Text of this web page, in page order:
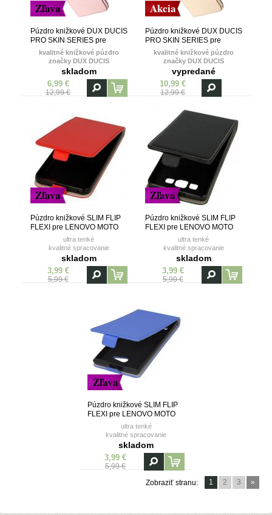
Zľava
Púzdro knižkové DUX DUCIS
PRO SKIN SERIES pre
LENOVO MOTO G5s - ružové
kvalitné knižkové púzdro
značky DUX DUCIS
skladom
6,99 €
12,99 €
Akcia
Púzdro knižkové DUX DUCIS
PRO SKIN SERIES pre
LENOVO MOTO G5s - zlaté
kvalitné knižkové púzdro
značky DUX DUCIS
vypredané
10,99 €
12,99 €
Zľava
Púzdro knižkové SLIM FLIP
FLEXI pre LENOVO MOTO
G5s - červenéultra tenké
kvalitné spracovanie
vanička z TPU (termoplastický
polyuretán)
skladom
3,99 €
5,99 €
Zľava
Púzdro knižkové SLIM FLIP
FLEXI pre LENOVO MOTO
G5s - čierneultra tenké
kvalitné spracovanie
vanička z TPU (termoplastický
polyuretán)
skladom
3,99 €
5,99 €
Zľava
Púzdro knižkové SLIM FLIP
FLEXI pre LENOVO MOTO
G5s - modréultra tenké
kvalitné spracovanie
vanička z TPU (termoplastický
polyuretán)
skladom
3,99 €
5,99 €
Zobraziť stranu:
1 2 3 »